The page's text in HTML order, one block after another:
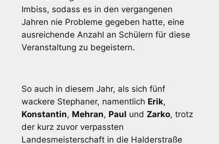
Imbiss, sodass es in den vergangenen
Jahren nie Probleme gegeben hatte, eine
ausreichende Anzahl an Schülern für diese
Veranstaltung zu begeistern.
So auch in diesem Jahr, als sich fünf
wackere Stephaner, namentlich Erik,
Konstantin, Mehran, Paul und Zarko, trotz
der kurz zuvor verpassten
Landesmeisterschaft in die Halderstraße